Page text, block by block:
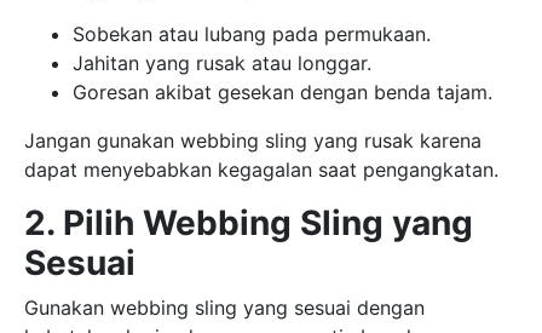
Sobekan atau lubang pada permukaan.
Jahitan yang rusak atau longgar.
Goresan akibat gesekan dengan benda tajam.
Jangan gunakan webbing sling yang rusak karena
dapat menyebabkan kegagalan saat pengangkatan.
2. Pilih Webbing Sling yang
Sesuai
Gunakan webbing sling yang sesuai dengan